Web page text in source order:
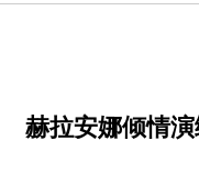
赫拉安娜倾情